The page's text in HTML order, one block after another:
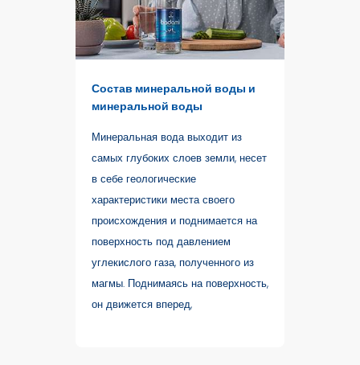
Состав минеральной воды и
минеральной воды
Минеральная вода выходит из
самых глубоких слоев земли, несет
в себе геологические
характеристики места своего
происхождения и поднимается на
поверхность под давлением
углекислого газа, полученного из
магмы. Поднимаясь на поверхность,
он движется вперед,